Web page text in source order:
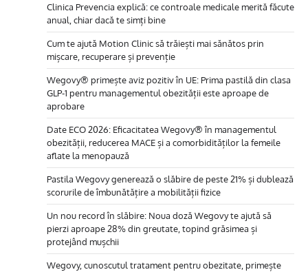
Clinica Prevencia explică: ce controale medicale merită făcute
anual, chiar dacă te simți bine
Cum te ajută Motion Clinic să trăiești mai sănătos prin
mișcare, recuperare și prevenție
Wegovy® primește aviz pozitiv în UE: Prima pastilă din clasa
GLP-1 pentru managementul obezității este aproape de
aprobare
Date ECO 2026: Eficacitatea Wegovy® în managementul
obezității, reducerea MACE și a comorbidităților la femeile
aflate la menopauză
Pastila Wegovy generează o slăbire de peste 21% și dublează
scorurile de îmbunătățire a mobilității fizice
Un nou record în slăbire: Noua doză Wegovy te ajută să
pierzi aproape 28% din greutate, topind grăsimea și
protejând mușchii
Wegovy, cunoscutul tratament pentru obezitate, primește